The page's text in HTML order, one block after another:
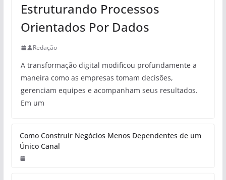
Estruturando Processos
Orientados Por Dados
Redação
A transformação digital modificou profundamente a
maneira como as empresas tomam decisões,
gerenciam equipes e acompanham seus resultados.
Em um
Como Construir Negócios Menos Dependentes de um
Único Canal